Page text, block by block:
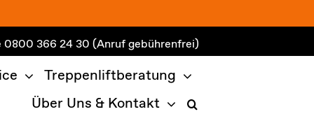
0800 366 24 30 (Anruf gebührenfrei)
Treppenliftberatung
Über Uns & Kontakt